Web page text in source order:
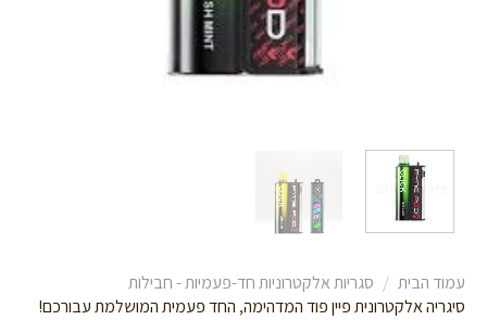
עמוד הבית / סגריות אלקטרוניות חד-פעמיות - חבילות
סיגריה אלקטרונית פיין פוד המדהימה, החד פעמית המושלמת עבורכם!